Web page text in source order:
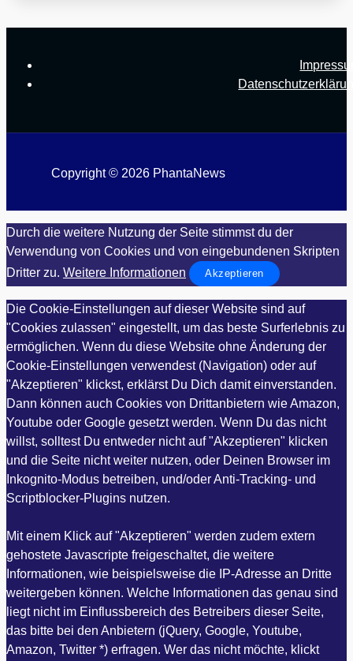
Copyright © 2026 PhantaNews
Durch die weitere Nutzung der Seite stimmst du der
Verwendung von Cookies und von eingebundenen Skripten
Dritter zu. Weitere Informationen Akzeptieren
Die Cookie-Einstellungen auf dieser Website sind auf
"Cookies zulassen" eingestellt, um das beste Surferlebnis zu
ermöglichen. Wenn du diese Website ohne Änderung der
Cookie-Einstellungen verwendest (Navigation) oder auf
"Akzeptieren" klickst, erklärst Du Dich damit einverstanden.
Dann können auch Cookies von Drittanbietern wie Amazon,
Youtube oder Google gesetzt werden. Wenn Du das nicht
willst, solltest Du entweder nicht auf "Akzeptieren" klicken
und die Seite nicht weiter nutzen, oder Deinen Browser im
Inkognito-Modus betreiben, und/oder Anti-Tracking- und
Scriptblocker-Plugins nutzen.
Mit einem Klick auf "Akzeptieren" werden zudem extern
gehostete Javascripte freigeschaltet, die weitere
Informationen, wie beispielsweise die IP-Adresse an Dritte
weitergeben können. Welche Informationen das genau sind
liegt nicht im Einflussbereich des Betreibers dieser Seite,
das bitte bei den Anbietern (jQuery, Google, Youtube,
Amazon, Twitter *) erfragen. Wer das nicht möchte, klickt